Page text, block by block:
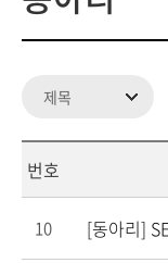
번호
10 [동아리]